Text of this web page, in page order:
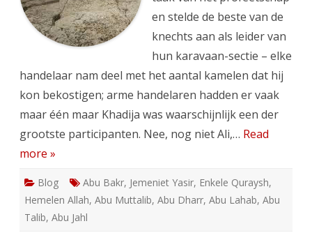
en stelde de beste van de
knechts aan als leider van
hun karavaan-sectie – elke
handelaar nam deel met het aantal kamelen dat hij
kon bekostigen; arme handelaren hadden er vaak
maar één maar Khadija was waarschijnlijk een der
grootste participanten. Nee, nog niet Ali,… Read
more »
Blog Abu Bakr, Jemeniet Yasir, Enkele Quraysh,
Hemelen Allah, Abu Muttalib, Abu Dharr, Abu Lahab, Abu
Talib, Abu Jahl